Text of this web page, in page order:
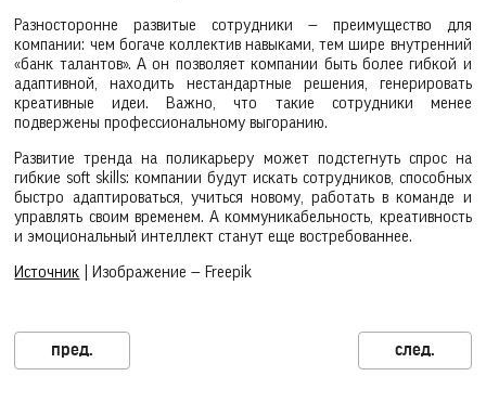
Разносторонне развитые сотрудники — преимущество для
компании: чем богаче коллектив навыками, тем шире внутренний
«банк талантов». А он позволяет компании быть более гибкой и
адаптивной, находить нестандартные решения, генерировать
креативные идеи. Важно, что такие сотрудники менее
подвержены профессиональному выгоранию.
Развитие тренда на поликарьеру может подстегнуть спрос на
гибкие soft skills: компании будут искать сотрудников, способных
быстро адаптироваться, учиться новому, работать в команде и
управлять своим временем. А коммуникабельность, креативность
и эмоциональный интеллект станут еще востребованнее.
Источник | Изображение — Freepik